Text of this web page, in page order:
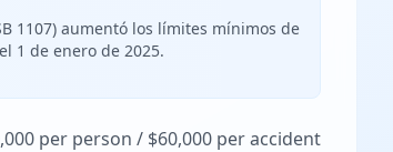
1107) aumentó los límites mínimos de
1 de enero de 2025.
per person / $60,000 per accident